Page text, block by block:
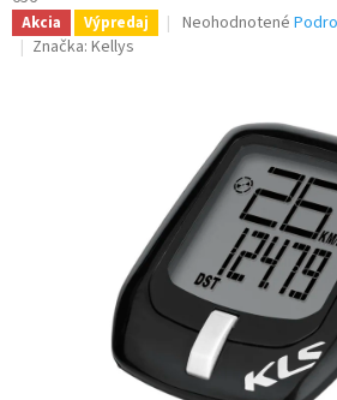
Akcia Výpredaj
Priemerné
hviezdičiek.
Neohodnotené
Značka: Kellys